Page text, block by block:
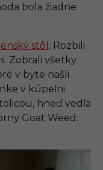
bola žiadne
stôl . Rozbili
Zobrali všetky
v byte našli.
v kúpeľni
hneď vedľa
Goat Weed.